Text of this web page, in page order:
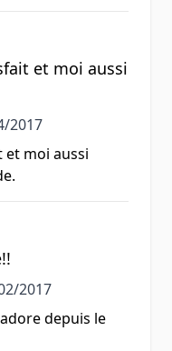
et moi aussi
2017
2017
et moi aussi
2017
2017
depuis le